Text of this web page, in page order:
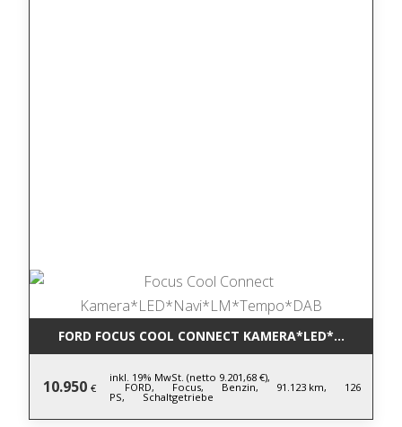
FORD FOCUS COOL CONNECT
10.950 €
inkl. 19% MwSt. (netto 9.201,68 €),
FORD, Focus, Benzin, 91.123 km, 126
PS, Schaltgetriebe